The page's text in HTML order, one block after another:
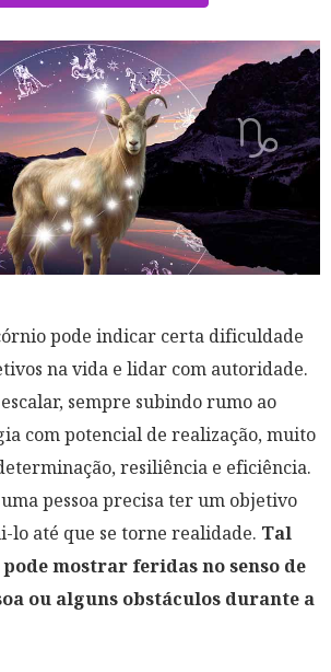
pode indicar certa dificuldade
na vida e lidar com autoridade.
sempre subindo rumo ao
com potencial de realização, muito
resiliência e eficiência.
pessoa precisa ter um objetivo
lo até que se torne realidade. Tal
mostrar feridas no senso de
ou alguns obstáculos durante a